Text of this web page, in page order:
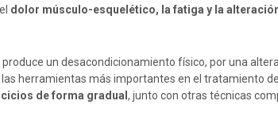
dolor músculo-esquelético, la fatiga y la
un desacondicionamiento físico, por una
herramientas más importantes en el tratamiento
de forma gradual , junto con otras técnicas